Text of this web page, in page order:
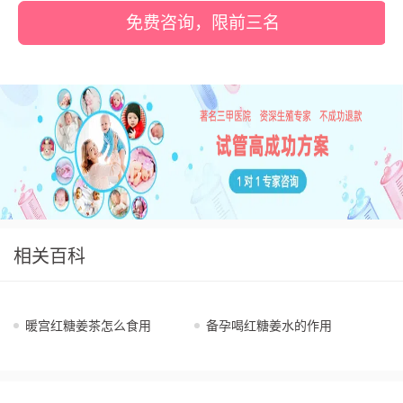
免费咨询，限前三名
相关百科
暖宫红糖姜茶怎么食用 备孕喝红糖姜水的作用